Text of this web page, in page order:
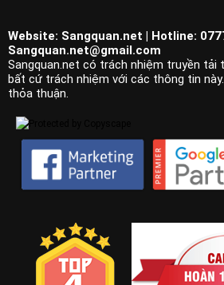
Website: Sangquan.net | Hotline:
Sangquan.net@gmail.com
Sangquan.net có trách nhiệm truyền tải
bất cứ trách nhiệm với các thông tin
thỏa thuận.